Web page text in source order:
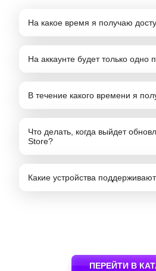
На какое время я получаю
На аккаунте будет только одно
В течение какого времени я
Что делать, когда выйдет
Store?
Какие устройства
ПЕРЕЙТИ В